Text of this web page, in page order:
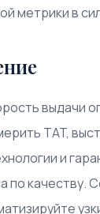
метрики в
выдачи
TAT,
и
по качеству.